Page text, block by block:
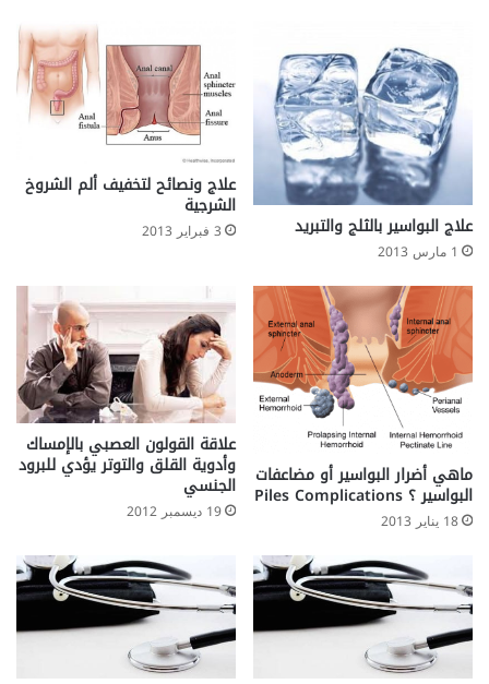
ن
علاج البواسير بالثلج والتبريد
1 مارس 2013
علاج ونصائح لتخفيف ألم الشروخ
الشرجية
3 فبراير 2013
ماهي أضرار البواسير أو مضاعفات
البواسير ؟ Piles Complications
18 يناير 2013
علاقة القولون العصبي بالإمساك
وأدوية القلق والتوتر يؤدي للبرود
الجنسي
19 ديسمبر 2012